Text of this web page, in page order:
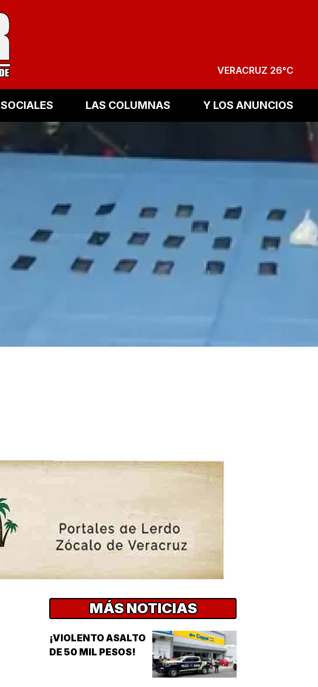
VERACRUZ 26°C
SOCIALES LAS COLUMNAS Y LOS ANUNCIOS
MÁS NOTICIAS
¡VIOLENTO ASALTO
DE 50 MIL PESOS!